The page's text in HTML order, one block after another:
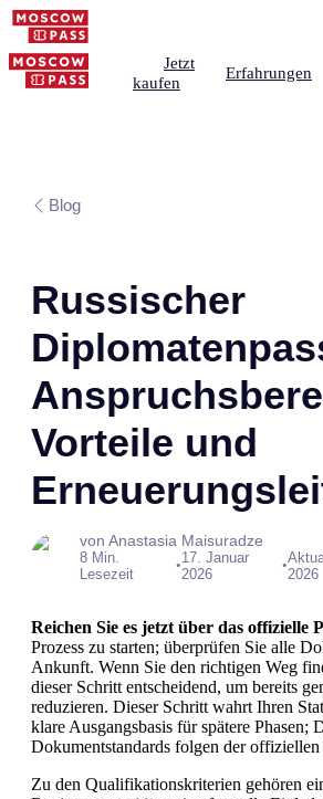
Jetzt
kaufen
Erfahrungen
Blog
Russischer
Vorteile und
von Anastasia Maisuradze
8 Min.
Lesezeit
•17. Januar
2026
•
2026
Reichen Sie es jetzt über das offizielle
Prozess zu starten; überprüfen Sie alle
Ankunft. Wenn Sie den richtigen Weg
dieser Schritt entscheidend, um bereits
reduzieren. Dieser Schritt wahrt Ihren
klare Ausgangsbasis für spätere Phasen;
Dokumentstandards folgen der
Zu den Qualifikationskriterien gehören